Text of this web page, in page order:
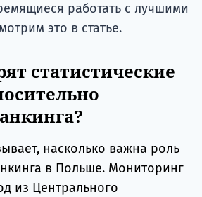
работать с лучшими
это в статье.
статистические
насколько важна роль
в Польше. Мониторинг
из Центрального